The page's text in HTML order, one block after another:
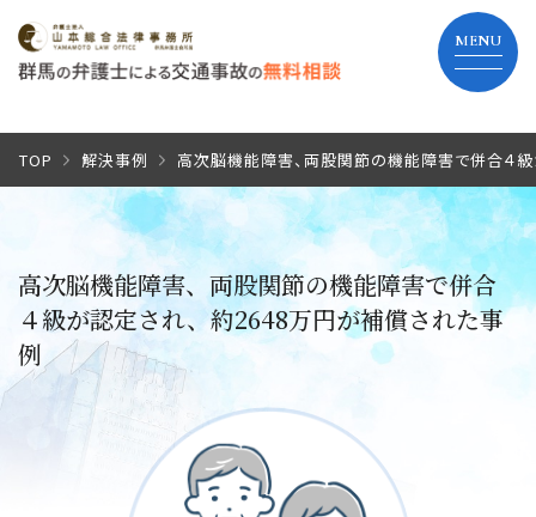
TOP
当事務所の特長
弁護士費用
よくあるご質問
事務所紹介
TOP 解決事例 高次脳機能障害、両股関節の機能障害で併合４
高次脳機能障害、両股関節の機能障害で併合
４級が認定され、約2648万円が補償された事
例